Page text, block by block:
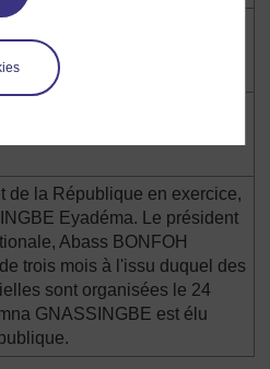
de la République en exercice,
Eyadéma. Le président
Abass BONFOH
trois mois à l'issu duquel des
sont organisées le 24
GNASSINGBE est élu